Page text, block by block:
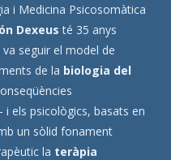
i Medicina Psicosomàtica
Dexeus té 35 anys
seguir el model de
de la biologia del
els psicològics, basats en
un sòlid fonament
la teràpia